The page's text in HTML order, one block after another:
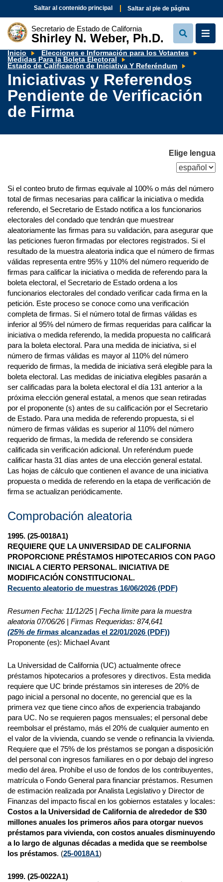
Saltar al contenido principal Saltar al pie de página
Secretario de Estado de California
Shirley N. Weber, Ph.D.
View
Search
View
Inicio
Elecciones e Información para los Votantes
Medidas Para la Boleta Electoral
Estado de Calificación de Iniciativa Y Referéndum
de
Iniciativas y Referendos
Pendiente de Verificación
de Firma
Elige lengua
Si el conteo bruto de firmas equivale al 100% o más del número
total de firmas necesarias para calificar la iniciativa o medida
referendo, el Secretario de Estado notifica a los funcionarios
electorales del condado que tendrán que muestrear
aleatoriamente las firmas para su validación, para asegurar que
las peticiones fueron firmadas por electores registrados. Si el
resultado de la muestra aleatoria indica que el número de firmas
válidas representa entre 95% y 110% del número requerido de
firmas para calificar la iniciativa o medida de referendo para la
boleta electoral, el Secretario de Estado ordena a los
funcionarios electorales del condado verificar cada firma en la
petición. Este proceso se conoce como una verificación
completa de firmas. Si el número total de firmas válidas es
inferior al 95% del número de firmas requeridas para calificar la
iniciativa o medida referendo, la medida propuesta no calificará
para la boleta electoral. Para una medida de iniciativa, si el
número de firmas válidas es mayor al 110% del número
requerido de firmas, la medida de iniciativa será elegible para la
boleta electoral. Las medidas de iniciativa elegibles pasarán a
ser calificadas para la boleta electoral el día 131 anterior a la
próxima elección general estatal, a menos que sean retiradas
por el proponente (s) antes de su calificación por el Secretario
de Estado. Para una medida de referendo propuesta, si el
número de firmas válidas es superior al 110% del número
requerido de firmas, la medida de referendo se considera
calificada sin verificación adicional. Un referéndum puede
calificar hasta 31 días antes de una elección general estatal.
Las hojas de cálculo que contienen el avance de una iniciativa
propuesta o medida de referendo en la etapa de verificación de
firma se actualizan periódicamente.
Comprobación aleatoria
1995. (25-0018A1)
REQUIERE QUE LA UNIVERSIDAD DE CALIFORNIA
PROPORCIONE PRÉSTAMOS HIPOTECARIOS CON PAGO
INICIAL A CIERTO PERSONAL. INICIATIVA DE
MODIFICACIÓN CONSTITUCIONAL.
Recuento aleatorio de muestras 16/06/2026 (PDF)
Resumen Fecha: 11/12/25 | Fecha límite para la muestra
aleatoria 07/06/26 | Firmas Requeridas: 874,641
(25% de firmas alcanzadas el 22/01/2026 (PDF))
Proponente (es): Michael Avant
La Universidad de California (UC) actualmente ofrece
préstamos hipotecarios a profesores y directivos. Esta medida
requiere que UC brinde préstamos sin intereses de 20% de
pago inicial a personal no docente, no gerencial que es la
primera vez que tiene cinco años de experiencia trabajando
para UC. No se requieren pagos mensuales; el personal debe
reembolsar el préstamo, más el 20% de cualquier aumento en
el valor de la vivienda, cuando se vende o refinancia la vivienda.
Requiere que el 75% de los préstamos se pongan a disposición
del personal con ingresos familiares en o por debajo del ingreso
medio del área. Prohíbe el uso de fondos de los contribuyentes,
matrícula o Fondo General para financiar préstamos. Resumen
de estimación realizada por Analista Legislativo y Director de
Finanzas del impacto fiscal en los gobiernos estatales y locales:
Costos a la Universidad de California de alrededor de $30
millones anuales los primeros años para otorgar nuevos
préstamos para vivienda, con costos anuales disminuyendo
a lo largo de algunas décadas a medida que se reembolse
los préstamos. (25-0018A1)
1999. (25-0022A1)